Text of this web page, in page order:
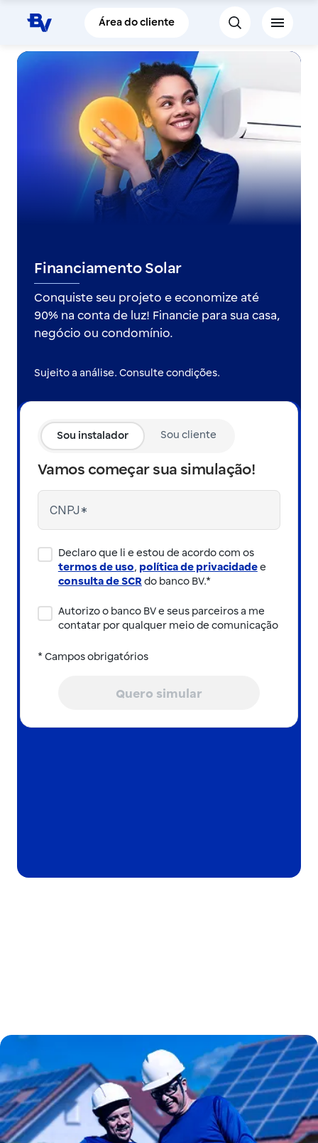
Pular para o Conteúdo principal
Área do cliente
Financiamento Solar
Conquiste seu projeto e economize até
90% na conta de luz! Financie para sua casa,
negócio ou condomínio.
Sujeito a análise. Consulte condições.
Sou instalador Sou cliente
Vamos começar sua simulação!
Declaro que li e estou de acordo com os
termos de uso, política de privacidadee
consulta de SCR do banco BV.*
Autorizo o banco BV e seus parceiros a me
contatar por qualquer meio de comunicação
* Campos obrigatórios
Quero simular